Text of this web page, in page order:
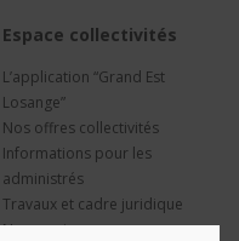
Espace collectivités
L’application “Grand Est
Losange”
Nos offres collectivités
Informations pour les
administrés
Travaux et cadre juridique
Nos services